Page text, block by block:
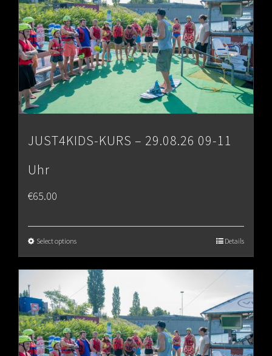
JUST4KIDS-KURS – 29.08.26 09-11
Uhr
€65.00
Select options Details